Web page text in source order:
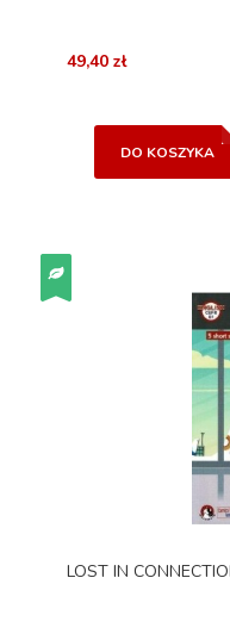
49,40 zł
DO KOSZYKA
LOST IN